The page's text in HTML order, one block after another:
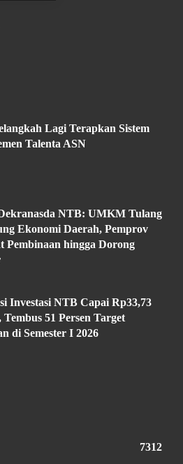
Lagi Terapkan Sistem
Talenta ASN
NTB: UMKM Tulang
Ekonomi Daerah, Pemprov
Pembinaan hingga Dorong
Investasi NTB Capai Rp33,73
51 Persen Target
di Semester I 2026
7312